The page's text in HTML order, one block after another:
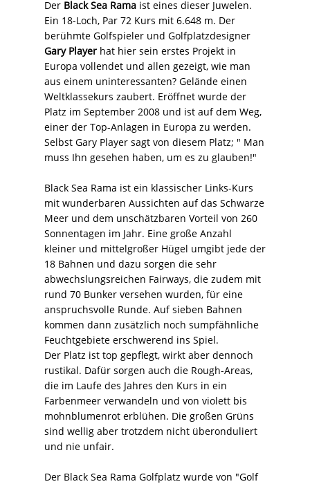
Der Black Sea Rama ist eines dieser Juwelen.
Ein 18-Loch, Par 72 Kurs mit 6.648 m. Der
berühmte Golfspieler und Golfplatzdesigner
Gary Player hat hier sein erstes Projekt in
Europa vollendet und allen gezeigt, wie man
aus einem uninteressanten? Gelände einen
Weltklassekurs zaubert. Eröffnet wurde der
Platz im September 2008 und ist auf dem Weg,
einer der Top-Anlagen in Europa zu werden.
Selbst Gary Player sagt von diesem Platz; " Man
muss Ihn gesehen haben, um es zu glauben!"
Black Sea Rama ist ein klassischer Links-Kurs
mit wunderbaren Aussichten auf das Schwarze
Meer und dem unschätzbaren Vorteil von 260
Sonnentagen im Jahr. Eine große Anzahl
kleiner und mittelgroßer Hügel umgibt jede der
18 Bahnen und dazu sorgen die sehr
abwechslungsreichen Fairways, die zudem mit
rund 70 Bunker versehen wurden, für eine
anspruchsvolle Runde. Auf sieben Bahnen
kommen dann zusätzlich noch sumpfähnliche
Feuchtgebiete erschwerend ins Spiel.
Der Platz ist top gepflegt, wirkt aber dennoch
rustikal. Dafür sorgen auch die Rough-Areas,
die im Laufe des Jahres den Kurs in ein
Farbenmeer verwandeln und von violett bis
mohnblumenrot erblühen. Die großen Grüns
sind wellig aber trotzdem nicht überonduliert
und nie unfair.
Der Black Sea Rama Golfplatz wurde von "Golf